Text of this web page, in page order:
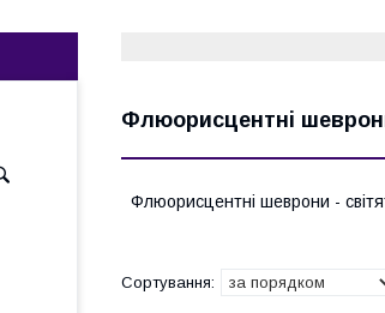
Флюорисцентні
Флюорисцентні шеврони -